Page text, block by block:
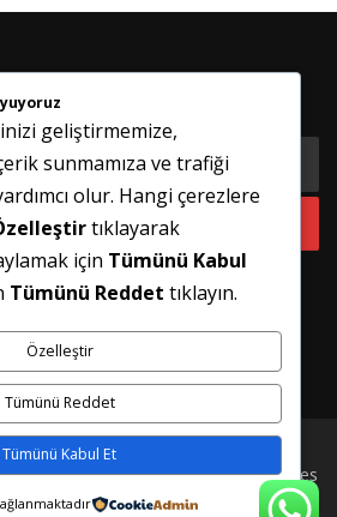
KATILIN
PİMAPEN TAMİRİ–FameThemes
OnePressteması
geliştirmemize,
sunmamıza ve trafiği
olur. Hangi çerezlere
tıklayarak
için Tümünü Kabul
Tümünü Reddet tıklayın.
Özelleştir
Tümünü Reddet
Tümünü Kabul Et